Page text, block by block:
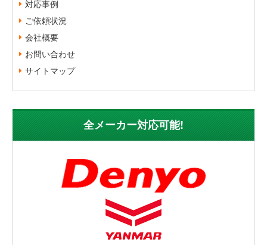
対応事例
ご依頼状況
会社概要
お問い合わせ
サイトマップ
全メーカー対応可能!